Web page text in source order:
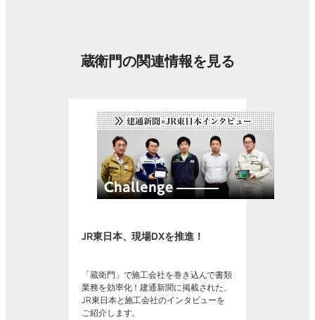
蔵衛門の関連情報を見る
JR東日本、現場DXを推進！
「蔵衛門」で施工会社を巻き込んで書類
業務を効率化！建通新聞に掲載された、
JR東日本と施工会社のインタビューを
ご紹介します。